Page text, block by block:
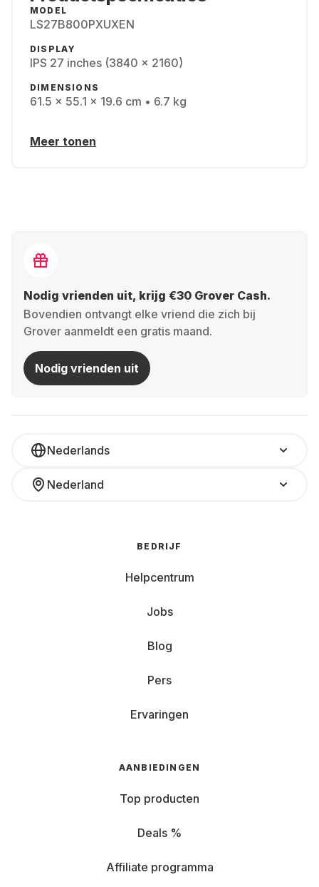
MODEL
LS27B800PXUXEN
DISPLAY
IPS 27 inches (3840 x 2160)
DIMENSIONS
61.5 x 55.1 x 19.6 cm • 6.7 kg
Meer tonen
Nodig vrienden uit, krijg €30 Grover Cash.
Bovendien ontvangt elke vriend die zich bij
Grover aanmeldt een gratis maand.
Nodig vrienden uit
Nederlands
Nederland
BEDRIJF
Helpcentrum
Jobs
Blog
Pers
Ervaringen
AANBIEDINGEN
Top producten
Deals %
Affiliate programma